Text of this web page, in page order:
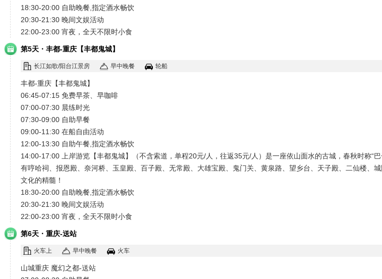
18:30-20:00 自助晚餐,指定酒水畅饮
20:30-21:30 晚间文娱活动
22:00-23:00 宵夜，全天不限时小食
第5天 · 丰都-重庆【丰都鬼城】
长江如歌/阳台江景房 早中晚餐 轮船
丰都-重庆【丰都鬼城】
06:45-07:15 免费早茶、早咖啡
07:00-07:30 晨练时光
07:30-09:00 自助早餐
09:00-11:30 在船自由活动
12:00-13:30 自助午餐,指定酒水畅饮
14:00-17:00 上岸游览【丰都鬼城】（不含索道，单程20元/人，往返35元/人）是一座依山面水的古城，春秋时称“
有哼哈祠、报恩殿、奈河桥、玉皇殿、百子殿、无常殿、大雄宝殿、鬼门关、黄泉路、望乡台、天子殿、二仙楼
文化的精髓！
18:30-20:00 自助晚餐,指定酒水畅饮
20:30-21:30 晚间文娱活动
22:00-23:00 宵夜，全天不限时小食
第6天 · 重庆-送站
火车上 早中晚餐 火车
山城重庆 魔幻之都-送站